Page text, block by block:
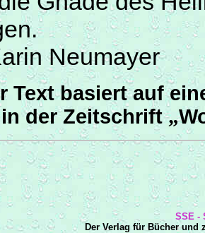
Neumayer
Text basiert auf
in der Zeitschrift„
SSE -
Der Verlag für Bücher